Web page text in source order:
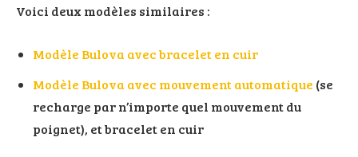
Voici deux modèles similaires :
Modèle Bulova avec bracelet en cuir
Modèle Bulova avec mouvement automatique (se
recharge par n’importe quel mouvement du
poignet), et bracelet en cuir